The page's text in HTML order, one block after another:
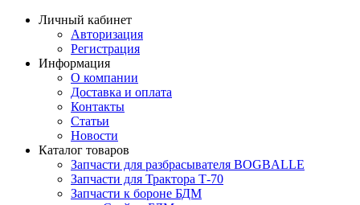
Личный кабинет
Авторизация
Регистрация
Информация
О компании
Доставка и оплата
Контакты
Статьи
Новости
Каталог товаров
Запчасти для разбрасывателя BOGBALLE
Запчасти для Трактора Т-70
Запчасти к бороне БДМ